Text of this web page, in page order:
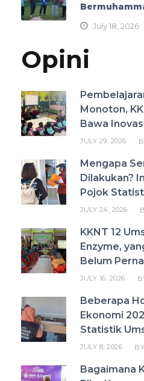
July 18, 2026
Opini
Monoton,
Bawa
JULY 29, 2026
Mengapa
Dilakukan?
Pojok
JULY 24, 2026
KKNT 12
Enzyme,
Belum
JULY 16, 2026
Beberapa
Ekonomi
Statistik
JULY 8, 2026 BY
Bagaimana